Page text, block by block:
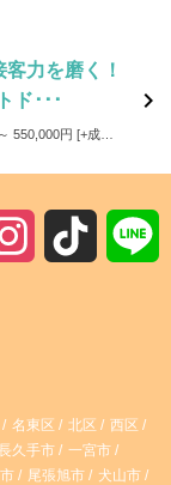
力を磨く！
ド･･･
550,000円 +成果給 【月収30万円以上！】 昼勤務 31.5万円（基本給+成果給） 夜勤務 41.4万円（基本給+成果給） 昼夜勤務 35.2万円（基本給+成果給） 休日の取り方や勤務時間帯などにより変動はありますが １年目からでも月収30万円以上！ 【賞与あり】 年3回 【成果給あり】 売上に応じて、基本給に加え成果給（売上の42%程度）を支給。 【手当】 皆勤手当・回数手当・家族手当・資格手当・役職手当など 【事故補償】 万が一事故が発生した場合、事故費用は会社が負担します。

a o
名東区 北区
西区
久手市
一宮市
尾張旭市
犬山市